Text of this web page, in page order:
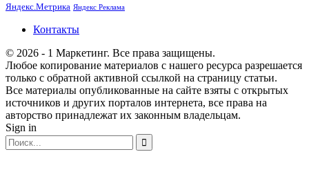
Яндекс.Метрика Яндекс Реклама
Контакты
© 2026 - 1 Маркетинг. Все права защищены.
Любое копирование материалов с нашего ресурса разрешается
только с обратной активной ссылкой на страницу статьи.
Все материалы опубликованные на сайте взяты с открытых
источников и других порталов интернета, все права на
авторство принадлежат их законным владельцам.
Sign in